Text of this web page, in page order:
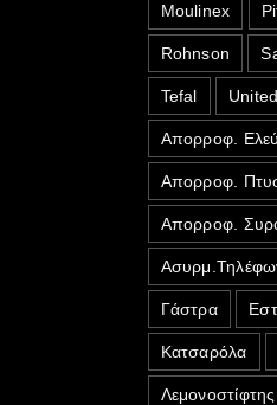
Moulinex
Rohnson
Tefal United
Απορροφ.
Απορροφ.
Απορροφ.
Γάστρα
Κατσαρόλα
Λεμονοστίφτης